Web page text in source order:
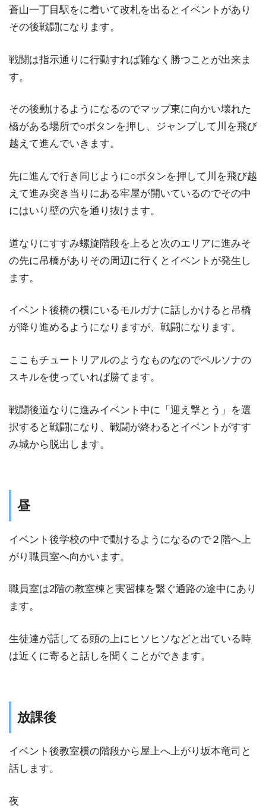
蒼山一丁目駅をに着いて改札を出るとイベントがあり
その後戦闘になります。
戦闘は指示通りに行動すれば難なく勝つことが出来ま
す。
その後動けるようになるのでマップ東に向かい壊れた
橋がある場所で○ボタンを押し、ジャンプして川を飛び
越えて進んでいきます。
先に進んで行き同じように○ボタンを押して川を飛び越
えて進み突き当りにある牢屋が開いているのでその中
にはいり壁の穴を通り抜けます。
道なりにすすみ螺旋階段を上ると次のエリアに進みそ
の先に吊橋がありその周辺に行くとイベントが発生し
ます。
イベント後橋の横にいるモルガナに話しかけると吊橋
が降り進めるようになりますが、戦闘になります。
ここもチュートリアルのようなものなのでペルソナの
スキルを使っていれば勝てます。
戦闘後道なりに進みイベント中に「迎え撃とう」を選
択すると戦闘になり、戦闘が終わるとイベントがすす
み城から脱出します。
昼
イベント後学校の中で動けるようになるので２階へ上
がり職員室へ向かいます。
職員室は2階の教室棟と実習棟を繋ぐ通路の途中にあり
ます。
生徒達が話してる頭の上にヒソヒソなどと出ている時
は近くに寄ると話しを聞くことができます。
放課後
イベント後教室横の階段から屋上へ上がり坂本竜司と
話します。
夜